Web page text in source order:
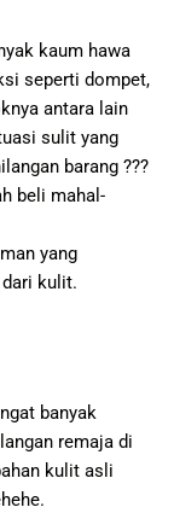
kaum hawa
seperti dompet,
antara lain
sulit yang
barang ???
beli mahal-
yang
kulit.
banyak
remaja di
kulit asli